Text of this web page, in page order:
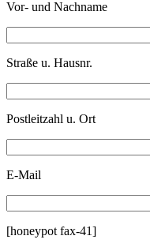
Vor- und Nachname
Straße u. Hausnr.
Postleitzahl u. Ort
E-Mail
[honeypot fax-41]